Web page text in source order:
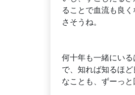
ることで血流も良
さそうね。
何十年も一緒にい
で、知れば知るほ
なことも、ずーっ